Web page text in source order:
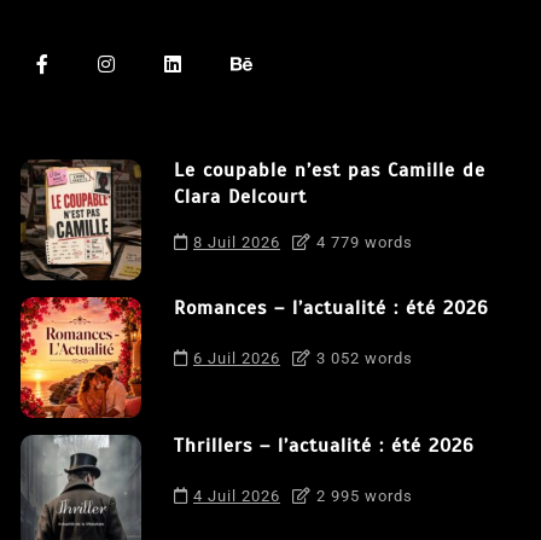
Le coupable n’est pas Camille de
Clara Delcourt
8 Juil 2026 4 779 words
Romances – l’actualité : été 2026
6 Juil 2026 3 052 words
Thrillers – l’actualité : été 2026
4 Juil 2026 2 995 words